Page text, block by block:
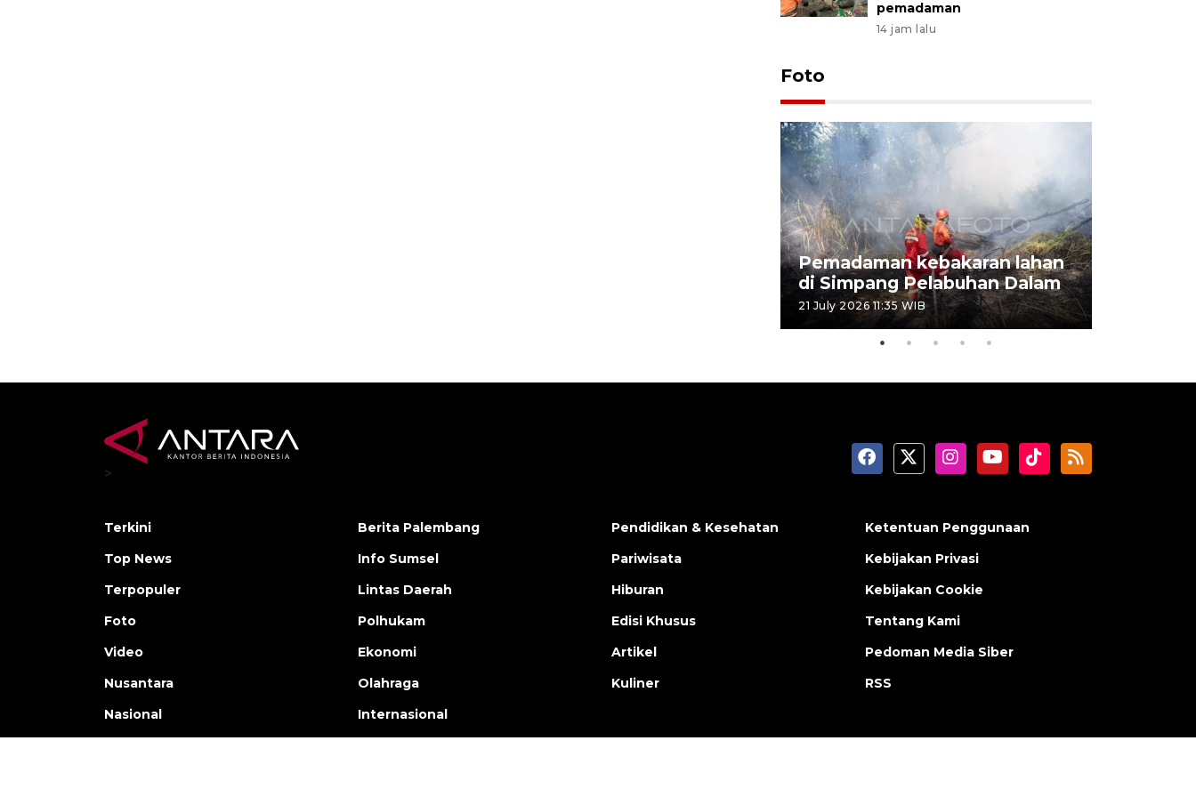
pemadaman
14 jam lalu
Foto
Pemadaman kebakaran lahan
di Simpang Pelabuhan Dalam
21 July 2026 11:35 WIB
>
Terkini
Top News
Terpopuler
Foto
Video
Nusantara
Nasional
Berita Palembang
Info Sumsel
Lintas Daerah
Polhukam
Ekonomi
Olahraga
Internasional
Pendidikan & Kesehatan
Pariwisata
Hiburan
Edisi Khusus
Artikel
Kuliner
Ketentuan Penggunaan
Kebijakan Privasi
Kebijakan Cookie
Tentang Kami
Pedoman Media Siber
RSS